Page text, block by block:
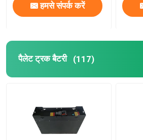
हमसे संपर्क करें
पैलेट ट्रक बैटरी (117)